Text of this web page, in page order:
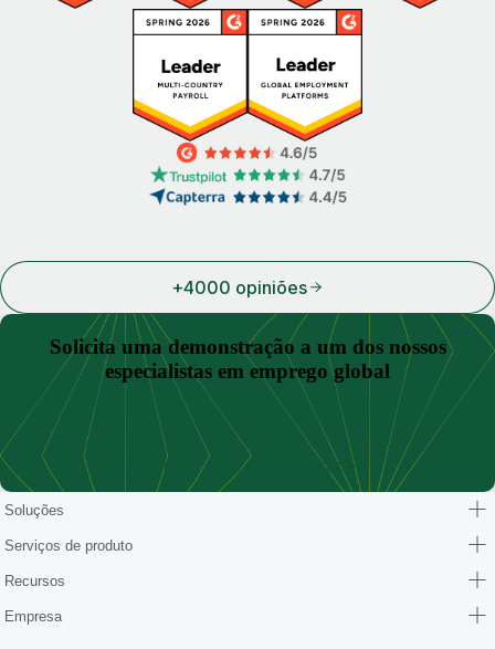
+4000 opiniões
Solicita uma demonstração a um dos nossos
especialistas em emprego global
Agendar uma demonstração
Soluções
Serviços de produto
Recursos
Empresa